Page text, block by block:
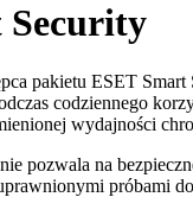
Security
pakietu ESET
codziennego
wydajności
pozwala na
próbami